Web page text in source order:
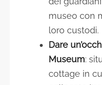
museo con
loro custodi.
Dare
Museum:
cottage in